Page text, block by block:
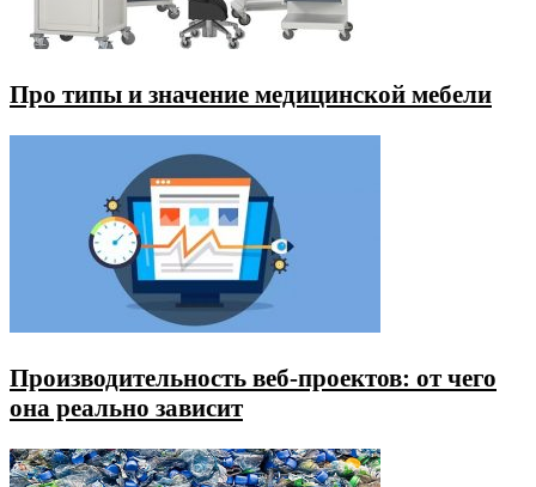
Про типы и значение медицинской мебели
Производительность веб-проектов: от чего
она реально зависит